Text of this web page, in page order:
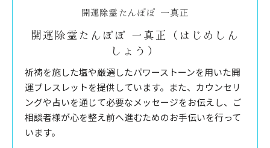
開運除霊たんぽぽ 一真正（はじめしん
しょう）
祈祷を施した塩や厳選したパワーストーンを用いた開
運ブレスレットを提供しています。また、カウンセリ
ングや占いを通じて必要なメッセージをお伝えし、ご
相談者様が心を整え前へ進むためのお手伝いを行って
います。